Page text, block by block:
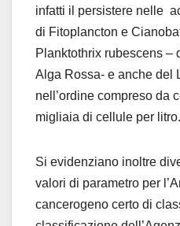
infatti il persistere nelle
di Fitoplancton e
Planktothrix rubescens –
Alga Rossa- e anche del
nell’ordine compreso da
migliaia di cellule per litro.
Si evidenziano inoltre
valori di parametro per
cancerogeno certo di